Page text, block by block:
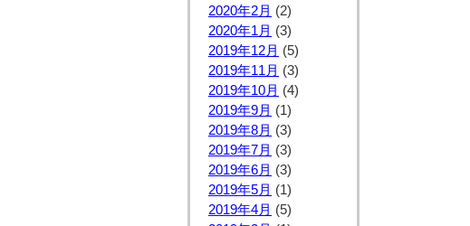
2020年2月 (2)
2020年1月 (3)
2019年12月 (5)
2019年11月 (3)
2019年10月 (4)
2019年9月 (1)
2019年8月 (3)
2019年7月 (3)
2019年6月 (3)
2019年5月 (1)
2019年4月 (5)